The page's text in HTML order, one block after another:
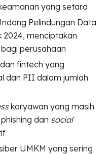
yang setara
Pelindungan Data
2024, menciptakan
perusahaan
fintech yang
dan PII dalam jumlah
karyawan yang masih
dan social
UMKM yang sering